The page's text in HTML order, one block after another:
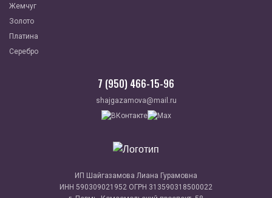
Жемчуг
Золото
Платина
Серебро
7 (950) 466-15-96
shajgazamova@mail.ru
ИП Шайгазамова Лиана Гурамовна
ИНН 590309021952 ОГРН 313590318500022